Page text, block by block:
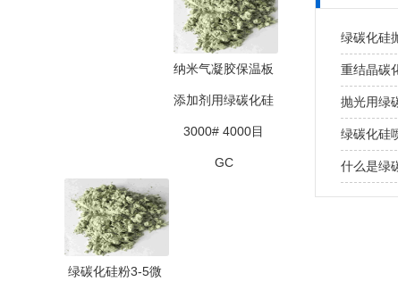
纳米气凝胶保温板
添加剂用绿碳化硅
3000# 4000目
GC
绿碳化硅粉3-5微
绿碳化硅
重结晶碳
抛光用绿
绿碳化硅
什么是绿